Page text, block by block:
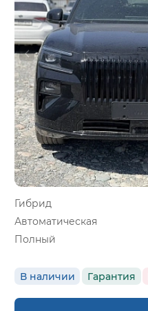
Гибрид
Автоматическая
Полный
В наличии Гарантия